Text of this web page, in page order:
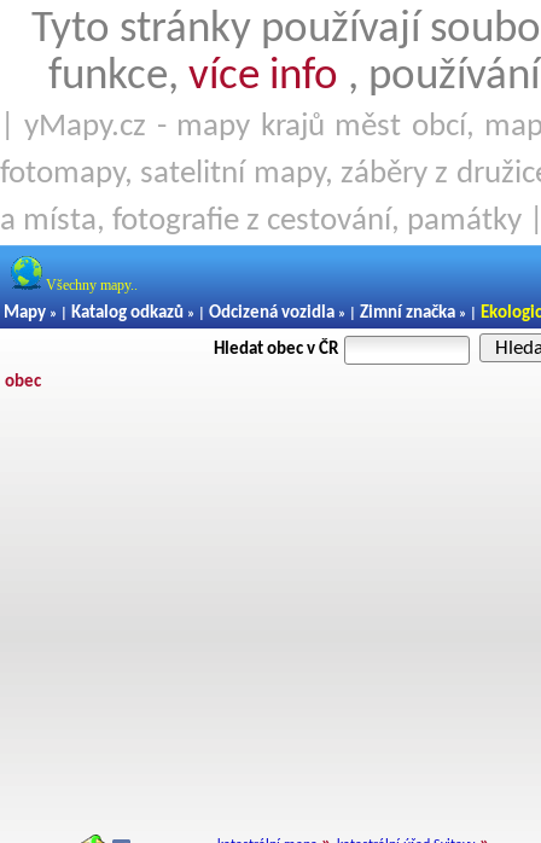
Tyto stránky používají
funkce, více info ,
| yMapy.cz - mapy krajů měst obcí,
fotomapy, satelitní mapy, záběry z
a místa, fotografie z cestování, památky
Všechny mapy..
Mapy » | Katalog odkazů » | Odcizená vozidla » | Zimní značka » |
Hledat obec v ČR
obec